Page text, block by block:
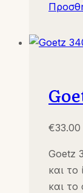
€33.00
Goetz
και το
και